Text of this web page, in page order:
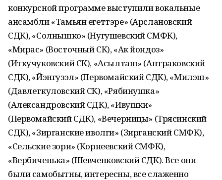
конкурсной программе выступили вокальные
ансамбли «Тамьян егеттэре» (Арслановский
СДК), «Солнышко» (Нугушевский СМФК),
«Мирас» (Восточный СК), «Ак йондоз»
(Иткучуковский СК), «Асылташ» (Аптраковский
СДК), «Йэнгузэл» (Первомайский СДК), «Милэш»
(Давлеткуловский СК), «Рябинушка»
(Александровский СДК), «Ивушки»
(Первомайский СДК), «Вечерницы» (Трясинский
СДК), «Зирганские иволги» (Зирганский СМФК),
«Сельские зори» (Корнеевский СМФК),
«Вербиченька» (Шевченковский СДК). Все они
были самобытны, интересны, все слаженно